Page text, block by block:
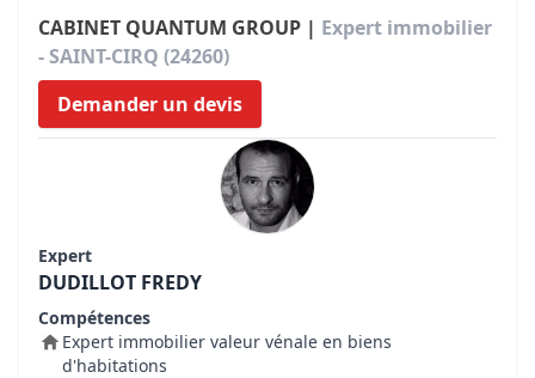
CABINET QUANTUM GROUP | Expert immobilier
- SAINT-CIRQ (24260)
Demander un devis
Expert
DUDILLOT FREDY
Compétences
Expert immobilier valeur vénale en biens
d'habitations